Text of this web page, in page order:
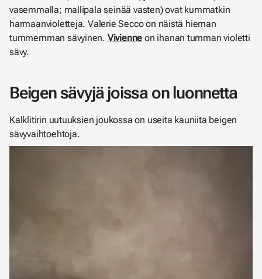
vasemmalla; mallipala seinää vasten) ovat kummatkin
harmaanvioletteja. Valerie Secco on näistä hieman
tummemman sävyinen. Vivienne on ihanan tumman violetti
sävy.
Beigen sävyjä joissa on luonnetta
Kalklitirin uutuuksien joukossa on useita kauniita beigen
sävyvaihtoehtoja.